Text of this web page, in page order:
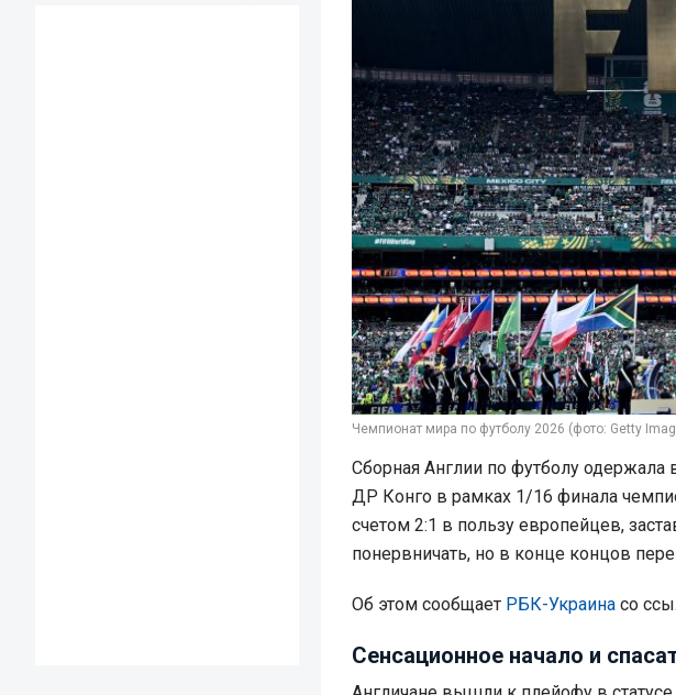
Чемпионат мира по футболу 2026 (фото: Getty
Сборная Англии по футболу
ДР Конго в рамках 1/16 финала
счетом 2:1 в пользу европейцев,
понервничать, но в конце концов
Об этом сообщает РБК-Украина со
Сенсационное начало и